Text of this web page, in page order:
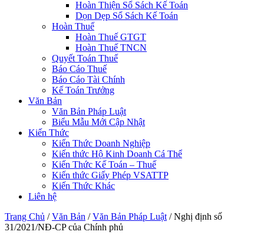
Hoàn Thiện Sổ Sách Kế Toán
Dọn Dẹp Sổ Sách Kế Toán
Hoàn Thuế
Hoàn Thuế GTGT
Hoàn Thuế TNCN
Quyết Toán Thuế
Báo Cáo Thuế
Báo Cáo Tài Chính
Kế Toán Trưởng
Văn Bản
Văn Bản Pháp Luật
Biểu Mẫu Mới Cập Nhật
Kiến Thức
Kiến Thức Doanh Nghiệp
Kiến thức Hộ Kinh Doanh Cá Thể
Kiến Thức Kế Toán – Thuế
Kiến thức Giấy Phép VSATTP
Kiến Thức Khác
Liên hệ
Trang Chủ /Văn Bản /Văn Bản Pháp Luật /Nghị định số
31/2021/NĐ-CP của Chính phủ